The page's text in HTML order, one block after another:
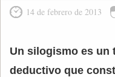
14 de febrero de 2013
Un silogismo es un
deductivo que